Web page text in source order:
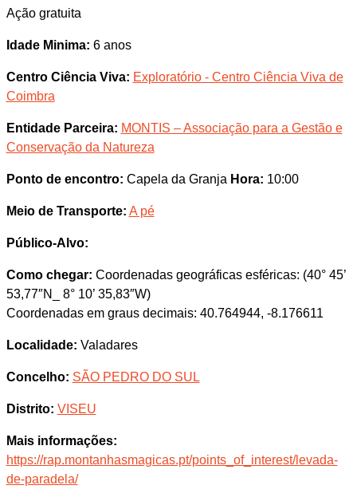
Ação gratuita
Idade Minima: 6 anos
Centro Ciência Viva: Exploratório - Centro Ciência Viva de
Coimbra
Entidade Parceira: MONTIS – Associação para a Gestão e
Conservação da Natureza
Ponto de encontro: Capela da Granja Hora: 10:00
Meio de Transporte: A pé
Público-Alvo:
Como chegar: Coordenadas geográficas esféricas: (40° 45’
53,77″N_ 8° 10’ 35,83″W)
Coordenadas em graus decimais: 40.764944, -8.176611
Localidade: Valadares
Concelho: SÃO PEDRO DO SUL
Distrito: VISEU
Mais informações:
https://rap.montanhasmagicas.pt/points_of_interest/levada-
de-paradela/